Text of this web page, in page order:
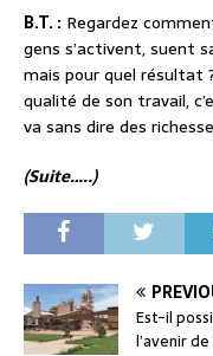
B.T. : Regardez
gens s’activent, suent
mais pour quel résultat
qualité de son travail,
va sans dire des
(Suite…..)
Est-il
l’avenir